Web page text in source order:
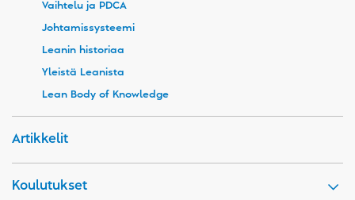
Vaihtelu ja PDCA
Johtamissysteemi
Leanin historiaa
Yleistä Leanista
Lean Body of Knowledge
Artikkelit
Koulutukset